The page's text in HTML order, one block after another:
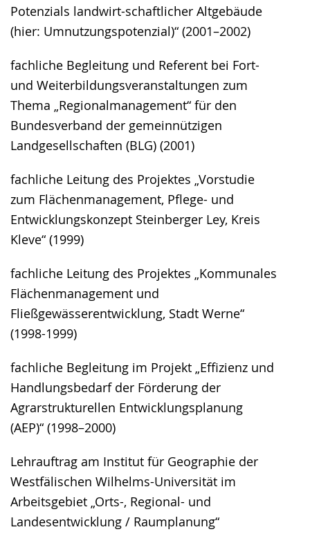
Potenzials landwirt-schaftlicher Altgebäude
(hier: Umnutzungspotenzial)“ (2001–2002)
fachliche Begleitung und Referent bei Fort-
und Weiterbildungsveranstaltungen zum
Thema „Regionalmanagement“ für den
Bundesverband der gemeinnützigen
Landgesellschaften (BLG) (2001)
fachliche Leitung des Projektes „Vorstudie
zum Flächenmanagement, Pflege- und
Entwicklungskonzept Steinberger Ley, Kreis
Kleve“ (1999)
fachliche Leitung des Projektes „Kommunales
Flächenmanagement und
Fließgewässerentwicklung, Stadt Werne“
(1998-1999)
fachliche Begleitung im Projekt „Effizienz und
Handlungsbedarf der Förderung der
Agrarstrukturellen Entwicklungsplanung
(AEP)“ (1998–2000)
Lehrauftrag am Institut für Geographie der
Westfälischen Wilhelms-Universität im
Arbeitsgebiet „Orts-, Regional- und
Landesentwicklung / Raumplanung“